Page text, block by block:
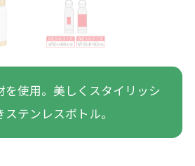
を使用。美しくスタイリッシ
テンレスボトル。